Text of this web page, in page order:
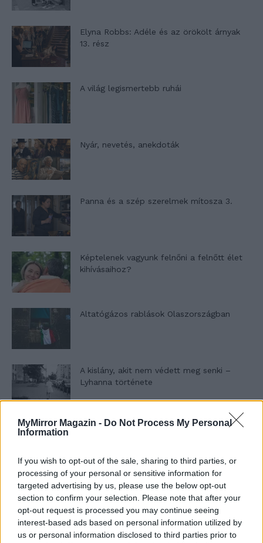
MyMirror Magazin - Do Not Process My Personal
Information
If you wish to opt-out of the sale, sharing to third parties, or
processing of your personal or sensitive information for
targeted advertising by us, please use the below opt-out
section to confirm your selection. Please note that after your
opt-out request is processed you may continue seeing
interest-based ads based on personal information utilized by
us or personal information disclosed to third parties prior to
Elyna Robbs: Adéle és az örökölt árnyak
13. rész
A világ legismertebb ruhái
Nyár, nevetés, anekdoták
Panna és a szép szerelmek mítosza 3.
Képtelenek vagyunk felnőni a felnőtt élet
kihívásaihoz?
Altatógázos rablások Olaszországban
A kislány, akit nem védett meg senki –
Lyhanna története
T. Barnett: Gyilkosság a Garda-tónál 12.
T. szereti a fiatal lányokat 13. rész
Minka 10. rész